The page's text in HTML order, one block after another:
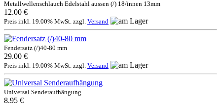
Metallwellenschlauch Edelstahl aussen (/) 18/innen 13mm
12.00 €
Preis inkl. 19.00% MwSt. zzgl. Versand
Fendersatz (/)40-80 mm
29.00 €
Preis inkl. 19.00% MwSt. zzgl. Versand
Universal Senderaufhängung
8.95 €